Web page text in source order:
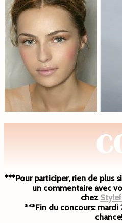
***Pour participer, rien de plus
un commentaire avec
chez
***Fin du concours: mardi